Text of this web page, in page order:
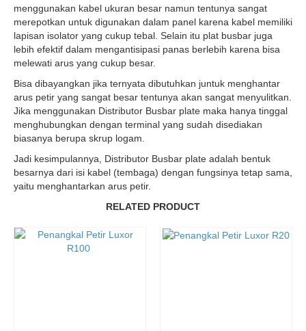
menggunakan kabel ukuran besar namun tentunya sangat
merepotkan untuk digunakan dalam panel karena kabel memiliki
lapisan isolator yang cukup tebal. Selain itu plat busbar juga
lebih efektif dalam mengantisipasi panas berlebih karena bisa
melewati arus yang cukup besar.
Bisa dibayangkan jika ternyata dibutuhkan juntuk menghantar
arus petir yang sangat besar tentunya akan sangat menyulitkan.
Jika menggunakan Distributor Busbar plate maka hanya tinggal
menghubungkan dengan terminal yang sudah disediakan
biasanya berupa skrup logam.
Jadi kesimpulannya, Distributor Busbar plate adalah bentuk
besarnya dari isi kabel (tembaga) dengan fungsinya tetap sama,
yaitu menghantarkan arus petir.
RELATED PRODUCT